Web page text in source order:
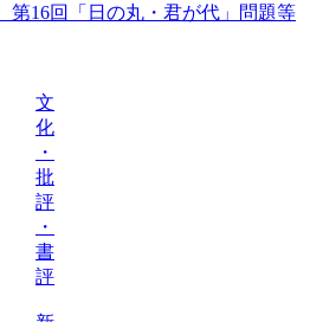
16回「日の丸・君が代」問題等
文
化
・
批
評
・
書
評